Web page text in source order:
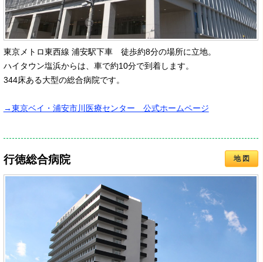
東京メトロ東西線 浦安駅下車 徒歩約8分の場所に立地。
ハイタウン塩浜からは、車で約10分で到着します。
344床ある大型の総合病院です。
→東京ベイ・浦安市川医療センター 公式ホームページ
地 図
行徳総合病院